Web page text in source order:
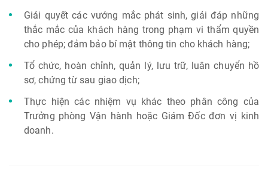
Giải quyết các vướng mắc phát sinh, giải đáp những
thắc mắc của khách hàng trong phạm vi thẩm quyền
cho phép; đảm bảo bí mật thông tin cho khách hàng;
Tổ chức, hoàn chỉnh, quản lý, lưu trữ, luân chuyển hồ
sơ, chứng từ sau giao dịch;
Thực hiện các nhiệm vụ khác theo phân công của
Trưởng phòng Vận hành hoặc Giám Đốc đơn vị kinh
doanh.